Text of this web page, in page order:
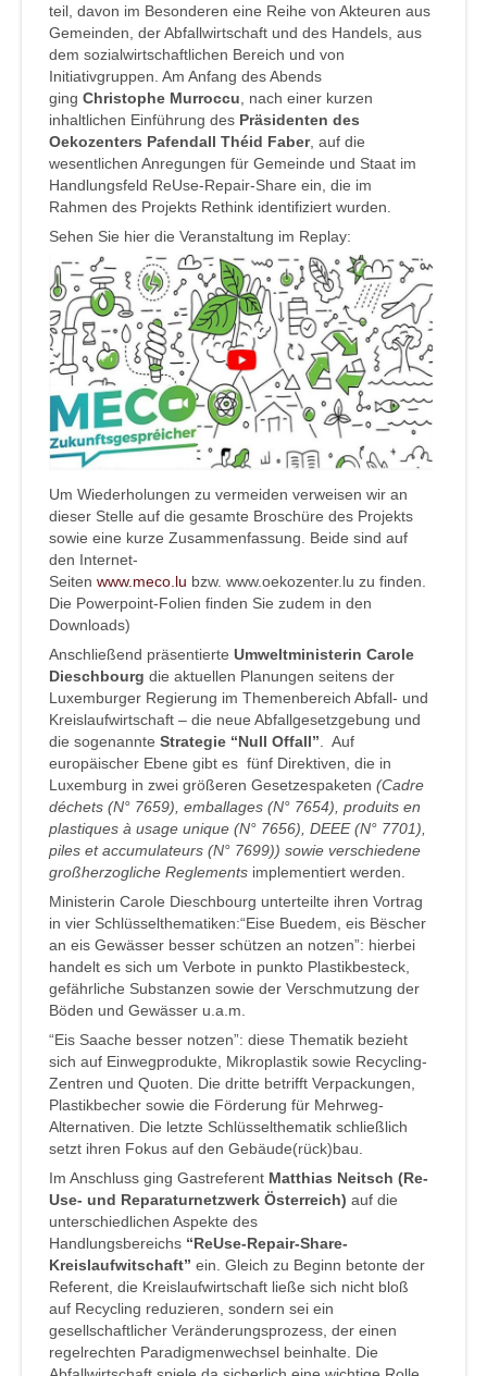
teil, davon im Besonderen eine Reihe von Akteuren aus
Gemeinden, der Abfallwirtschaft und des Handels, aus
dem sozialwirtschaftlichen Bereich und von
Initiativgruppen. Am Anfang des Abends
ging Christophe Murroccu, nach einer kurzen
inhaltlichen Einführung des Präsidenten des
Oekozenters Pafendall Théid Faber, auf die
wesentlichen Anregungen für Gemeinde und Staat im
Handlungsfeld ReUse-Repair-Share ein, die im
Rahmen des Projekts Rethink identifiziert wurden.
Sehen Sie hier die Veranstaltung im Replay:
Um Wiederholungen zu vermeiden verweisen wir an
dieser Stelle auf die gesamte Broschüre des Projekts
sowie eine kurze Zusammenfassung. Beide sind auf
den Internet-
Seiten www.meco.lu bzw. www.oekozenter.lu zu finden.
Die Powerpoint-Folien finden Sie zudem in den
Downloads)
Anschließend präsentierte Umweltministerin Carole
Dieschbourg die aktuellen Planungen seitens der
Luxemburger Regierung im Themenbereich Abfall- und
Kreislaufwirtschaft – die neue Abfallgesetzgebung und
die sogenannte Strategie “Null Offall”. Auf
europäischer Ebene gibt es fünf Direktiven, die in
Luxemburg in zwei größeren Gesetzespaketen (Cadre
déchets (N° 7659), emballages (N° 7654), produits en
plastiques à usage unique (N° 7656), DEEE (N° 7701),
piles et accumulateurs (N° 7699)) sowie verschiedene
großherzogliche Reglements implementiert werden.
Ministerin Carole Dieschbourg unterteilte ihren Vortrag
in vier Schlüsselthematiken:“Eise Buedem, eis Bëscher
an eis Gewässer besser schützen an notzen”: hierbei
handelt es sich um Verbote in punkto Plastikbesteck,
gefährliche Substanzen sowie der Verschmutzung der
Böden und Gewässer u.a.m.
“Eis Saache besser notzen”: diese Thematik bezieht
sich auf Einwegprodukte, Mikroplastik sowie Recycling-
Zentren und Quoten. Die dritte betrifft Verpackungen,
Plastikbecher sowie die Förderung für Mehrweg-
Alternativen. Die letzte Schlüsselthematik schließlich
setzt ihren Fokus auf den Gebäude(rück)bau.
Im Anschluss ging Gastreferent Matthias Neitsch (Re-
Use- und Reparaturnetzwerk Österreich) auf die
unterschiedlichen Aspekte des
Handlungsbereichs “ReUse-Repair-Share-
Kreislaufwitschaft” ein. Gleich zu Beginn betonte der
Referent, die Kreislaufwirtschaft ließe sich nicht bloß
auf Recycling reduzieren, sondern sei ein
gesellschaftlicher Veränderungsprozess, der einen
regelrechten Paradigmenwechsel beinhalte. Die